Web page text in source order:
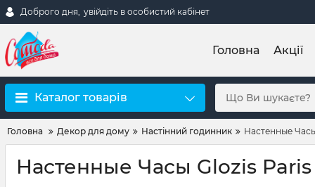
Доброго дня, увійдіть в особистий кабінет
Головна Акції
Каталог товарів
Головна Декор для дому Настінний годинник Настенные
Настенные Часы Glozis Paris